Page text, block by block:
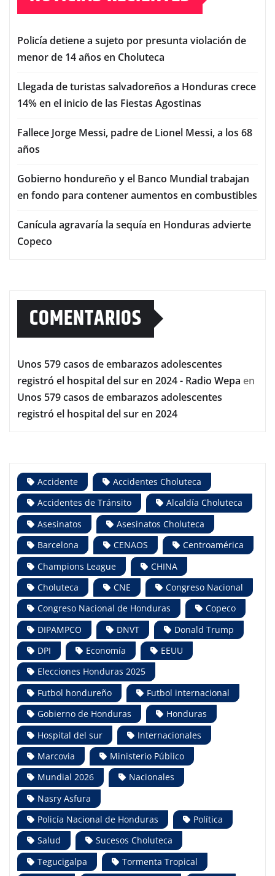
Policía detiene a sujeto por presunta violación de
menor de 14 años en Choluteca
Llegada de turistas salvadoreños a Honduras crece
14% en el inicio de las Fiestas Agostinas
Fallece Jorge Messi, padre de Lionel Messi, a los 68
años
Gobierno hondureño y el Banco Mundial trabajan
en fondo para contener aumentos en combustibles
Canícula agravaría la sequía en Honduras advierte
Copeco
COMENTARIOS
Unos 579 casos de embarazos adolescentes
registró el hospital del sur en 2024 - Radio Wepa en
Unos 579 casos de embarazos adolescentes
registró el hospital del sur en 2024
Accidente
Accidentes Choluteca
Accidentes de Tránsito
Alcaldía Choluteca
Asesinatos
Asesinatos Choluteca
Barcelona
CENAOS
Centroamérica
Champions League
CHINA
Choluteca
CNE
Congreso Nacional
Congreso Nacional de Honduras
Copeco
DIPAMPCO
DNVT
Donald Trump
DPI
Economía
EEUU
Elecciones Honduras 2025
Futbol hondureño
Futbol internacional
Gobierno de Honduras
Honduras
Hospital del sur
Internacionales
Marcovia
Ministerio Público
Mundial 2026
Nacionales
Nasry Asfura
Policía Nacional de Honduras
Política
Salud
Sucesos Choluteca
Tegucigalpa
Tormenta Tropical